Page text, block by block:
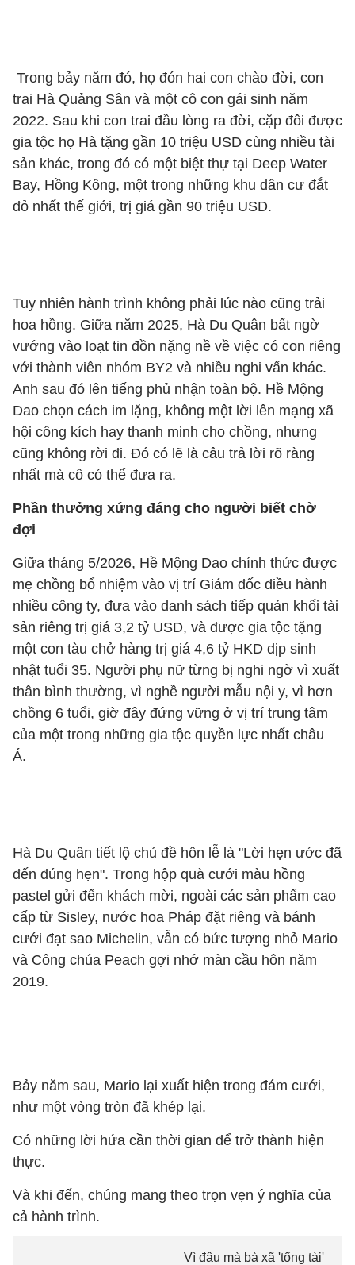
Trong bảy năm đó, họ đón hai con chào đời, con
trai Hà Quảng Sân và một cô con gái sinh năm
2022. Sau khi con trai đầu lòng ra đời, cặp đôi được
gia tộc họ Hà tặng gần 10 triệu USD cùng nhiều tài
sản khác, trong đó có một biệt thự tại Deep Water
Bay, Hồng Kông, một trong những khu dân cư đắt
đỏ nhất thế giới, trị giá gần 90 triệu USD.
Tuy nhiên hành trình không phải lúc nào cũng trải
hoa hồng. Giữa năm 2025, Hà Du Quân bất ngờ
vướng vào loạt tin đồn nặng nề về việc có con riêng
với thành viên nhóm BY2 và nhiều nghi vấn khác.
Anh sau đó lên tiếng phủ nhận toàn bộ. Hề Mộng
Dao chọn cách im lặng, không một lời lên mạng xã
hội công kích hay thanh minh cho chồng, nhưng
cũng không rời đi. Đó có lẽ là câu trả lời rõ ràng
nhất mà cô có thể đưa ra.
Phần thưởng xứng đáng cho người biết chờ
đợi
Giữa tháng 5/2026, Hề Mộng Dao chính thức được
mẹ chồng bổ nhiệm vào vị trí Giám đốc điều hành
nhiều công ty, đưa vào danh sách tiếp quản khối tài
sản riêng trị giá 3,2 tỷ USD, và được gia tộc tặng
một con tàu chở hàng trị giá 4,6 tỷ HKD dịp sinh
nhật tuổi 35. Người phụ nữ từng bị nghi ngờ vì xuất
thân bình thường, vì nghề người mẫu nội y, vì hơn
chồng 6 tuổi, giờ đây đứng vững ở vị trí trung tâm
của một trong những gia tộc quyền lực nhất châu
Á.
Hà Du Quân tiết lộ chủ đề hôn lễ là "Lời hẹn ước đã
đến đúng hẹn". Trong hộp quà cưới màu hồng
pastel gửi đến khách mời, ngoài các sản phẩm cao
cấp từ Sisley, nước hoa Pháp đặt riêng và bánh
cưới đạt sao Michelin, vẫn có bức tượng nhỏ Mario
và Công chúa Peach gợi nhớ màn cầu hôn năm
2019.
Bảy năm sau, Mario lại xuất hiện trong đám cưới,
như một vòng tròn đã khép lại.
Có những lời hứa cần thời gian để trở thành hiện
thực.
Và khi đến, chúng mang theo trọn vẹn ý nghĩa của
cả hành trình.
Vì đâu mà bà xã 'tổng tài'